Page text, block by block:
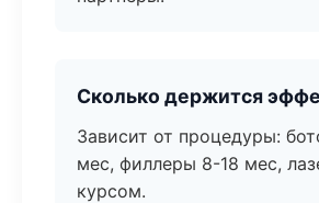
Сколько держится
Зависит от процедуры:
мес, филлеры 8-18 мес,
курсом.